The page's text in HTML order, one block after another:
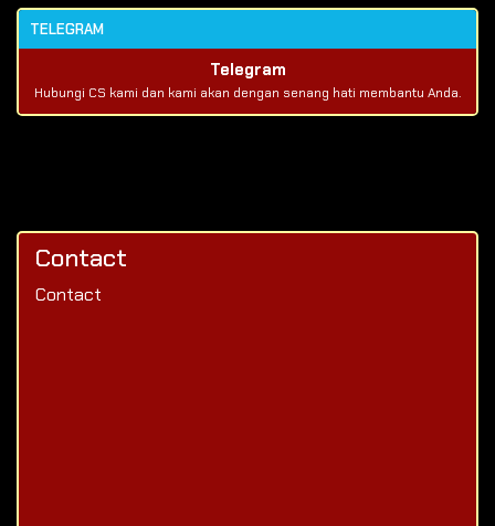
TELEGRAM
Telegram
Hubungi CS kami dan kami akan dengan senang hati membantu Anda.
Contact
Contact